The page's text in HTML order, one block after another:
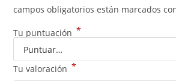
campos obligatorios están marcados
Tu puntuación *
Tu valoración *